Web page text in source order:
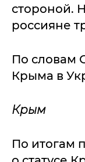
стороной.
россияне
По словам
Крыма в
Крым
По итогам